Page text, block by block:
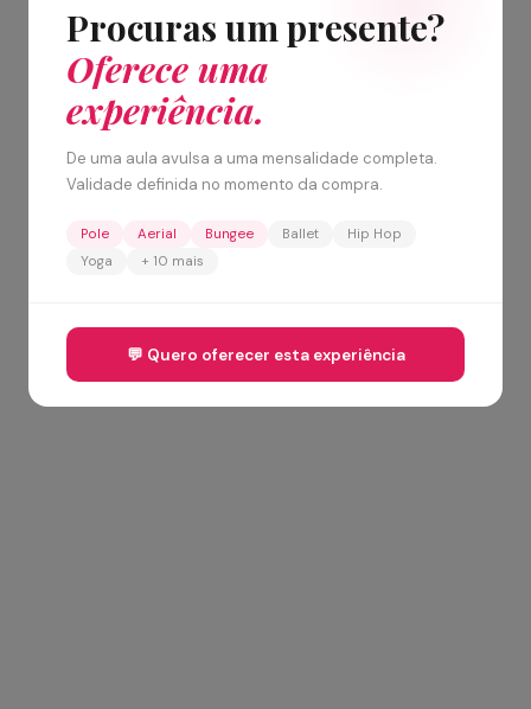
Procuras um presente?
Oferece uma
experiência.
De uma aula avulsa a uma mensalidade completa.
Validade definida no momento da compra.
Pole Aerial Bungee Ballet
Hip Hop
Yoga
+ 10 mais
💬 Quero oferecer esta experiência